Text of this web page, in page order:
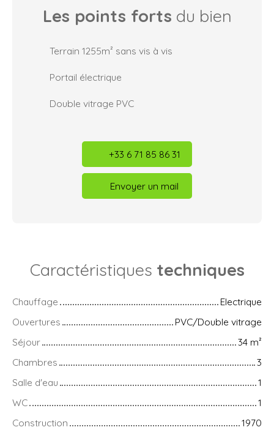
Les points forts du bien
Terrain 1255m² sans vis à vis
Portail électrique
Double vitrage PVC
+33 6 71 85 86 31
Envoyer un mail
Caractéristiques techniques
Chauffage
Electrique
Ouvertures
PVC/Double vitrage
Séjour
34 m²
Chambres
3
Salle d'eau
1
WC
1
Construction
1970